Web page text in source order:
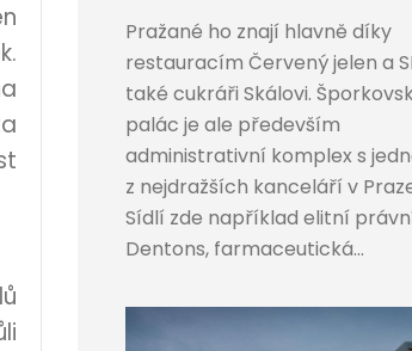
Pražané ho znají hlavně díky
restauracím Červený jelen a
také cukráři Skálovi.
palác je ale především
administrativní komplex s
z nejdražších kanceláří v
Sídlí zde například elitní
Dentons, farmaceutická...